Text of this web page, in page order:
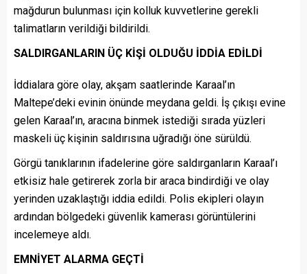
mağdurun bulunması için kolluk kuvvetlerine gerekli
talimatların verildiği bildirildi.
SALDIRGANLARIN ÜÇ KİŞİ OLDUĞU İDDİA EDİLDİ
İddialara göre olay, akşam saatlerinde Karaal’ın
Maltepe’deki evinin önünde meydana geldi. İş çıkışı evine
gelen Karaal’ın, aracına binmek istediği sırada yüzleri
maskeli üç kişinin saldırısına uğradığı öne sürüldü.
Görgü tanıklarının ifadelerine göre saldırganların Karaal’ı
etkisiz hale getirerek zorla bir araca bindirdiği ve olay
yerinden uzaklaştığı iddia edildi. Polis ekipleri olayın
ardından bölgedeki güvenlik kamerası görüntülerini
incelemeye aldı.
EMNİYET ALARMA GEÇTİ